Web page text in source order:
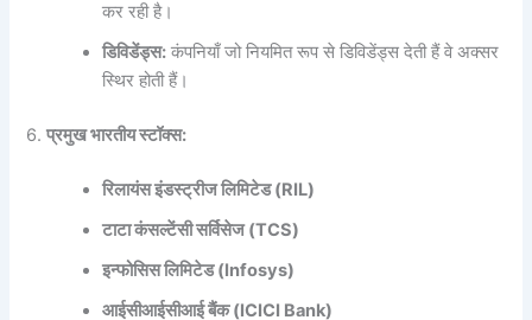
कर रही है।
डिविडेंड्स: कंपनियाँ जो नियमित रूप से डिविडेंड्स देती हैं वे अक्सर
स्थिर होती हैं।
6.प्रमुख भारतीय स्टॉक्स:
रिलायंस इंडस्ट्रीज लिमिटेड (RIL)
टाटा कंसल्टेंसी सर्विसेज (TCS)
इन्फोसिस लिमिटेड (Infosys)
आईसीआईसीआई बैंक (ICICI Bank)